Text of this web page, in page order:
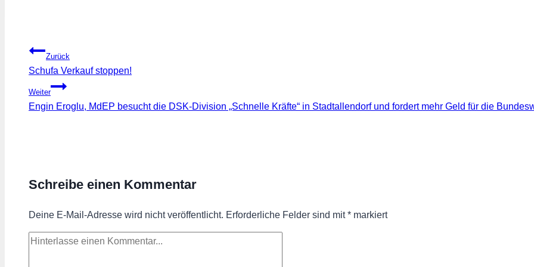
Beitragsnavigation
Zurück
Schufa Verkauf stoppen!
Weiter
Engin Eroglu, MdEP besucht die DSK-Division „Schnelle Kräfte“ in Stadtallendorf und fordert mehr Geld für die
Schreibe einen Kommentar
Deine E-Mail-Adresse wird nicht veröffentlicht. Erforderliche Felder sind mit* markiert